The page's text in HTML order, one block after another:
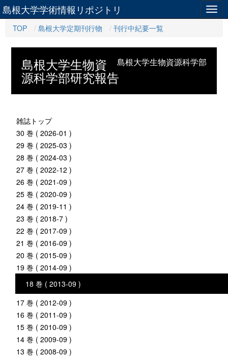
島根大学学術情報リポジトリ
TOP 島根大学定期刊行物 刊行中紀要一覧
島根大学生物資源科学部
島根大学生物資
源科学部研究報告
雑誌トップ
30 巻 ( 2026-01 )
29 巻 ( 2025-03 )
28 巻 ( 2024-03 )
27 巻 ( 2022-12 )
26 巻 ( 2021-09 )
25 巻 ( 2020-09 )
24 巻 ( 2019-11 )
23 巻 ( 2018-7 )
22 巻 ( 2017-09 )
21 巻 ( 2016-09 )
20 巻 ( 2015-09 )
19 巻 ( 2014-09 )
18 巻 ( 2013-09 )
17 巻 ( 2012-09 )
16 巻 ( 2011-09 )
15 巻 ( 2010-09 )
14 巻 ( 2009-09 )
13 巻 ( 2008-09 )